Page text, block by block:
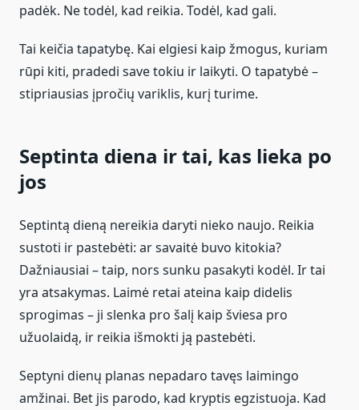
padėk. Ne todėl, kad reikia. Todėl, kad gali.
Tai keičia tapatybę. Kai elgiesi kaip žmogus, kuriam
rūpi kiti, pradedi save tokiu ir laikyti. O tapatybė –
stipriausias įpročių variklis, kurį turime.
Septinta diena ir tai, kas lieka po
jos
Septintą dieną nereikia daryti nieko naujo. Reikia
sustoti ir pastebėti: ar savaitė buvo kitokia?
Dažniausiai – taip, nors sunku pasakyti kodėl. Ir tai
yra atsakymas. Laimė retai ateina kaip didelis
sprogimas – ji slenka pro šalį kaip šviesa pro
užuolaidą, ir reikia išmokti ją pastebėti.
Septyni dienų planas nepadaro tavęs laimingo
amžinai. Bet jis parodo, kad kryptis egzistuoja. Kad